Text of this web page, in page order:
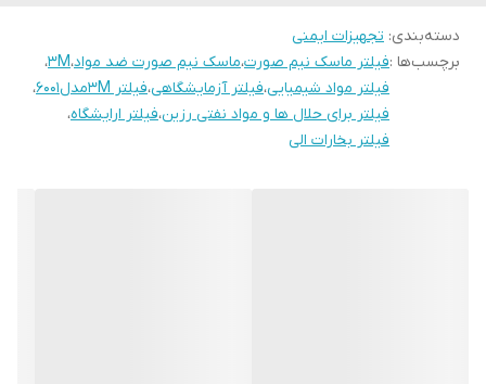
دسته‌بندی: تجهیزات ایمنی
برچسب‌ها :فیلتر ماسک نیم صورت،ماسک نیم صورت ضد مواد،3M،
فیلتر مواد شیمیایی،فیلتر آزمایشگاهی،فیلتر 3Mمدل۶۰۰۱
،
فیلتر برای حلال ها و مواد نفتی رزین،فیلتر ارایشگاه،
فیلتر بخارات الی